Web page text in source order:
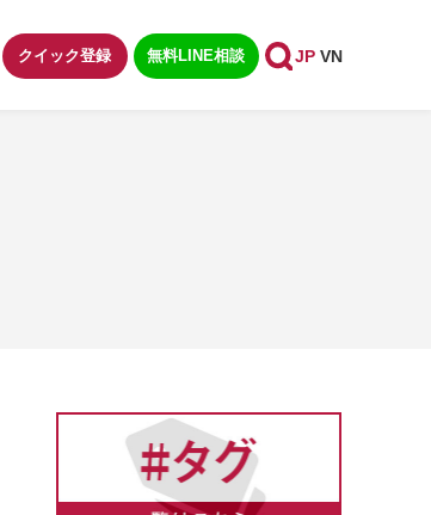
クイック登録 無料LINE相談 JP VN